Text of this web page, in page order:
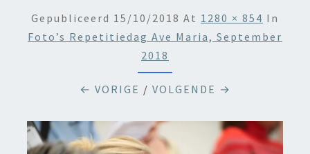
Gepubliceerd 15/10/2018 At 1280 × 854 In
Foto’s Repetitiedag Ave Maria, September
2018
← VORIGE / VOLGENDE →